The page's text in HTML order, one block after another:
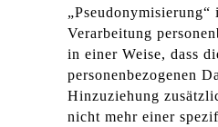
„Pseudonymisierung“
Verarbeitung
in einer Weise, dass
personenbezogenen
Hinzuziehung
nicht mehr einer